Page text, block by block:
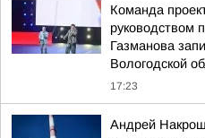
Команда
руководством
Газманова
Вологодской
17:23
Андрей